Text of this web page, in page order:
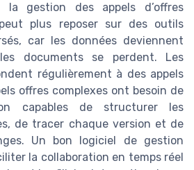
la gestion des appels d’offres
plus reposer sur des outils
car les données deviennent
documents se perdent. Les
régulièrement à des appels
offres complexes ont besoin de
capables de structurer les
de tracer chaque version et de
Un bon logiciel de gestion
la collaboration en temps réel